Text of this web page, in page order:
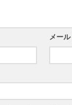
メール